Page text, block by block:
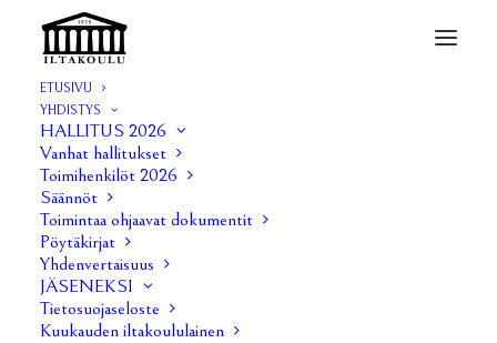
ETUSIVU
YHDISTYS
HALLITUS 2026
Vanhat hallitukset
Toimihenkilöt 2026
Säännöt
Toimintaa ohjaavat dokumentit
Pöytäkirjat
Yhdenvertaisuus
JÄSENEKSI
Tietosuojaseloste
Kuukauden iltakoululainen
ANTI 3/2014
Home ANTI 3/2014